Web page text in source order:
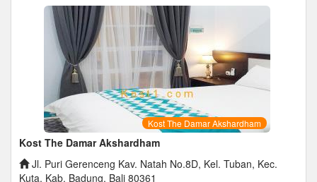
Kost The Damar Akshardham
Kost The Damar Akshardham
Jl. Puri Gerenceng Kav. Natah No.8D, Kel. Tuban, Kec.
Kuta, Kab. Badung, Bali 80361